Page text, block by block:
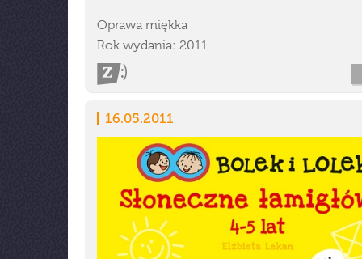
Oprawa miękka
Rok wydania: 2011
16.05.2011